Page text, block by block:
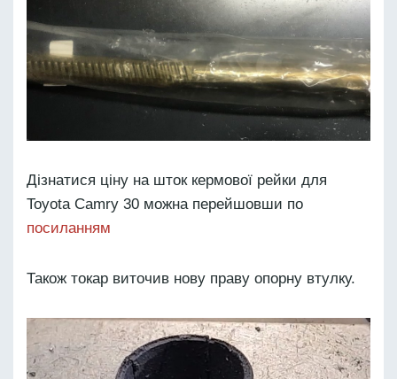
Дізнатися ціну на шток кермової рейки для
Toyota Camry 30 можна перейшовши по
посиланням
Також токар виточив нову праву опорну втулку.